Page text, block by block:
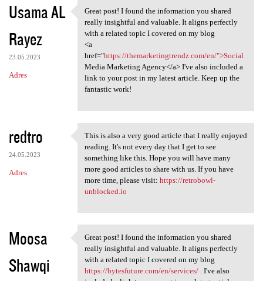
Usama AL
Rayez
23.05.2023
Adres
Great post! I found the
Great post! I found the information you shared
really insightful and valuable. It aligns perfectly
with a related topic I covered on my blog
<a
href="https://themarketingtrendz.com/en/">Social
Media Marketing Agency</a> I've also included a
link to your post in my latest article. Keep up the
fantastic work!
redtro
24.05.2023
Adres
This is also a very good
This is also a very good article that I really enjoyed
reading. It's not every day that I get to see
something like this. Hope you will have many
more good articles to share with us. If you have
more time, please visit: https://retrobowl-
unblocked.io
Moosa
Shawqi
Great post! I found the
Great post! I found the information you shared
really insightful and valuable. It aligns perfectly
with a related topic I covered on my blog
https://bytesfuture.com/en/services/. I've also